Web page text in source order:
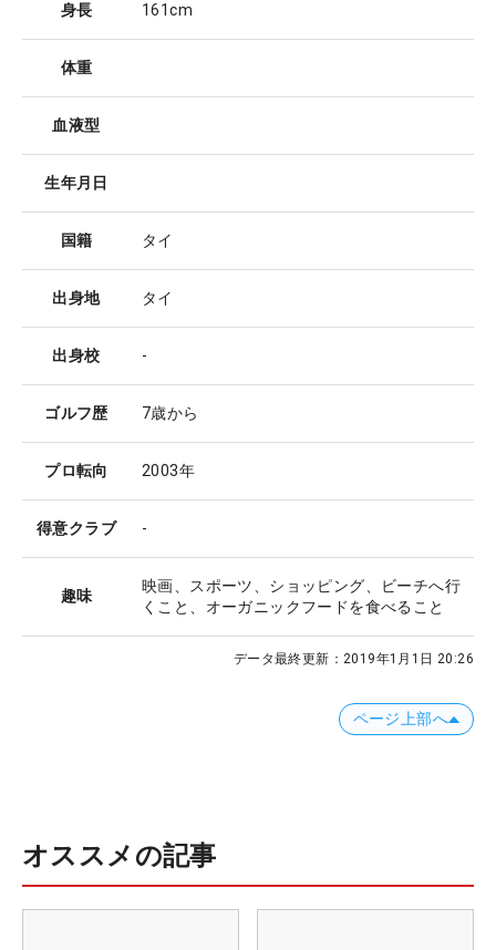
身長 161cm
体重
血液型
生年月日
国籍 タイ
出身地 タイ
出身校 -
ゴルフ歴 7歳から
プロ転向 2003年
得意クラブ -
趣味
映画、スポーツ、ショッピング、ビーチへ行
くこと、オーガニックフードを食べること
データ最終更新： 2019年1月1日 20:26
ページ上部へ
オススメの記事